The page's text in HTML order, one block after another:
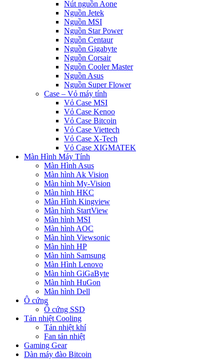
Nút nguồn Aone
Nguồn Jetek
Nguồn MSI
Nguồn Star Power
Nguồn Centaur
Nguồn Gigabyte
Nguồn Corsair
Nguồn Cooler Master
Nguồn Asus
Nguồn Super Flower
Case – Vỏ máy tính
Vỏ Case MSI
Vỏ Case Kenoo
Vỏ Case Bitcoin
Vỏ Case Viettech
Vỏ Case X-Tech
Vỏ Case XIGMATEK
Màn Hình Máy Tính
Màn Hình Asus
Màn hình Ak Vision
Màn hình My-Vision
Màn hình HKC
Màn Hình Kingview
Màn hình StartView
Màn hình MSI
Màn hình AOC
Màn hình Viewsonic
Màn hình HP
Màn hình Samsung
Màn Hình Lenovo
Màn hình GiGaByte
Màn hình HuGon
Màn hình Dell
Ô cứng
Ổ cứng SSD
Tản nhiệt Cooling
Tản nhiệt khí
Fan tản nhiệt
Gaming Gear
Dàn máy đào Bitcoin